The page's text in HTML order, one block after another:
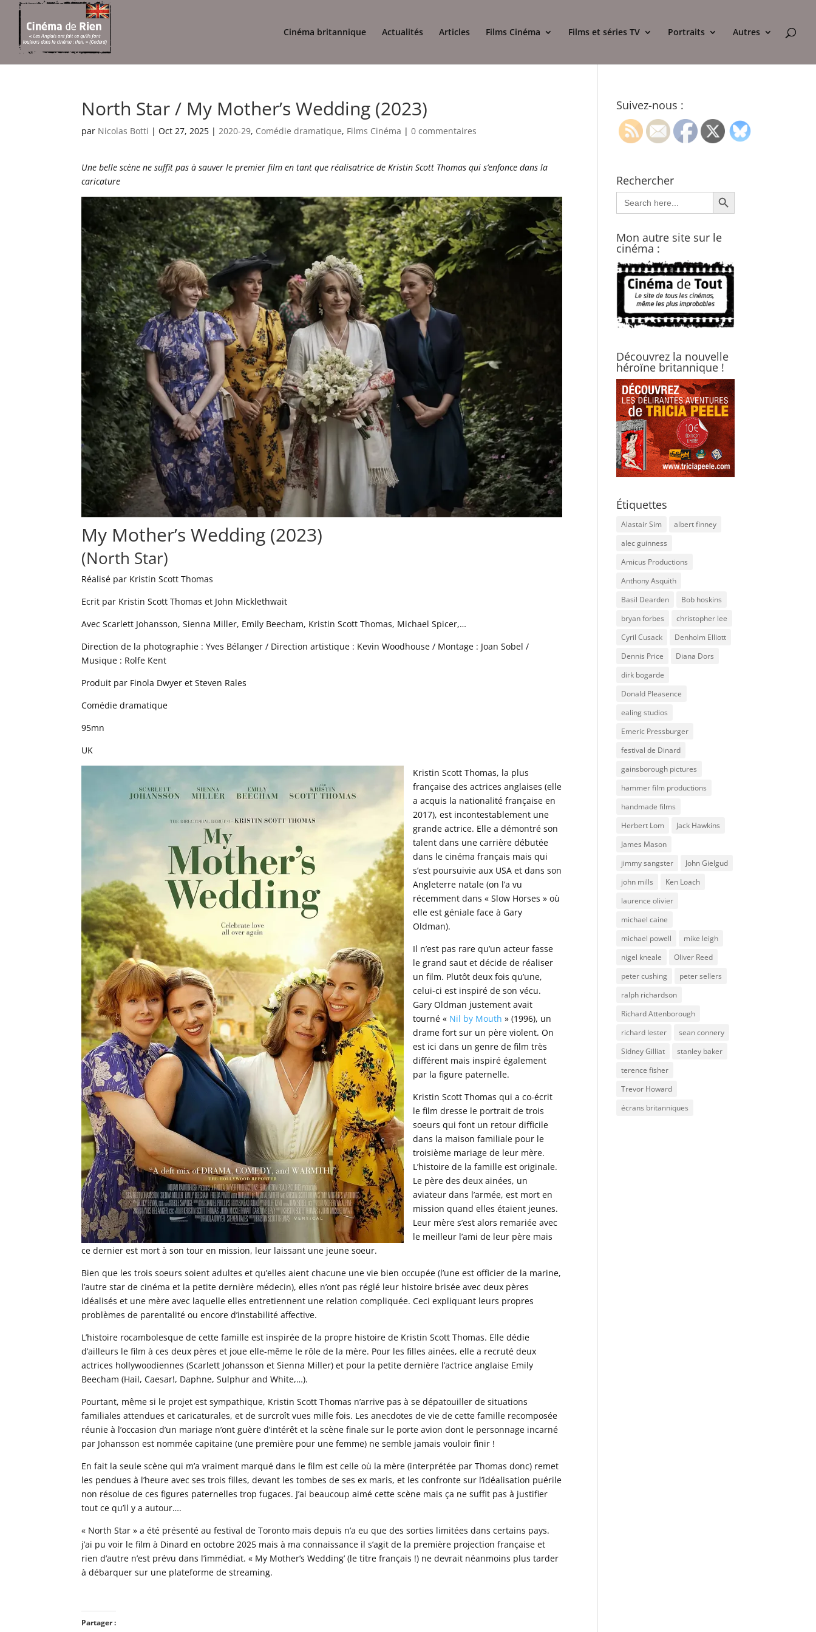
Cinéma britannique Actualités Articles Films Cinéma Films et séries TV Portraits Autres
North Star / My Mother’s Wedding (2023)
par Nicolas Botti |Oct 27, 2025 |2020-29, Comédie dramatique, Films Cinéma |0 commentaires
Une belle scène ne suffit pas à sauver le premier film en tant que réalisatrice de Kristin Scott Thomas qui s’enfonce dans la
caricature
My Mother’s Wedding (2023)
(North Star)
Réalisé par Kristin Scott Thomas
Ecrit par Kristin Scott Thomas et John Micklethwait
Avec Scarlett Johansson, Sienna Miller, Emily Beecham, Kristin Scott Thomas, Michael Spicer,…
Direction de la photographie : Yves Bélanger / Direction artistique : Kevin Woodhouse / Montage : Joan Sobel /
Musique : Rolfe Kent
Produit par Finola Dwyer et Steven Rales
Comédie dramatique
95mn
UK
Kristin Scott Thomas, la plus
française des actrices anglaises (elle
a acquis la nationalité française en
2017), est incontestablement une
grande actrice. Elle a démontré son
talent dans une carrière débutée
dans le cinéma français mais qui
s’est poursuivie aux USA et dans son
Angleterre natale (on l’a vu
récemment dans « Slow Horses » où
elle est géniale face à Gary
Oldman).
Il n’est pas rare qu’un acteur fasse
le grand saut et décide de réaliser
un film. Plutôt deux fois qu’une,
celui-ci est inspiré de son vécu.
Gary Oldman justement avait
tourné « Nil by Mouth » (1996), un
drame fort sur un père violent. On
est ici dans un genre de film très
différent mais inspiré également
par la figure paternelle.
Kristin Scott Thomas qui a co-écrit
le film dresse le portrait de trois
soeurs qui font un retour difficile
dans la maison familiale pour le
troisième mariage de leur mère.
L’histoire de la famille est originale.
Le père des deux ainées, un
aviateur dans l’armée, est mort en
mission quand elles étaient jeunes.
Leur mère s’est alors remariée avec
le meilleur l’ami de leur père mais
ce dernier est mort à son tour en mission, leur laissant une jeune soeur.
Bien que les trois soeurs soient adultes et qu’elles aient chacune une vie bien occupée (l’une est officier de la marine,
l’autre star de cinéma et la petite dernière médecin), elles n’ont pas réglé leur histoire brisée avec deux pères
idéalisés et une mère avec laquelle elles entretiennent une relation compliquée. Ceci expliquant leurs propres
problèmes de parentalité ou encore d’instabilité affective.
L’histoire rocambolesque de cette famille est inspirée de la propre histoire de Kristin Scott Thomas. Elle dédie
d’ailleurs le film à ces deux pères et joue elle-même le rôle de la mère. Pour les filles ainées, elle a recruté deux
actrices hollywoodiennes (Scarlett Johansson et Sienna Miller) et pour la petite dernière l’actrice anglaise Emily
Beecham (Hail, Caesar!, Daphne, Sulphur and White,…).
Pourtant, même si le projet est sympathique, Kristin Scott Thomas n’arrive pas à se dépatouiller de situations
familiales attendues et caricaturales, et de surcroît vues mille fois. Les anecdotes de vie de cette famille recomposée
réunie à l’occasion d’un mariage n’ont guère d’intérêt et la scène finale sur le porte avion dont le personnage incarné
par Johansson est nommée capitaine (une première pour une femme) ne semble jamais vouloir finir !
En fait la seule scène qui m’a vraiment marqué dans le film est celle où la mère (interprétée par Thomas donc) remet
les pendues à l’heure avec ses trois filles, devant les tombes de ses ex maris, et les confronte sur l’idéalisation puérile
non résolue de ces figures paternelles trop fugaces. J’ai beaucoup aimé cette scène mais ça ne suffit pas à justifier
tout ce qu’il y a autour….
« North Star » a été présenté au festival de Toronto mais depuis n’a eu que des sorties limitées dans certains pays.
j’ai pu voir le film à Dinard en octobre 2025 mais à ma connaissance il s’agit de la première projection française et
rien d’autre n’est prévu dans l’immédiat. « My Mother’s Wedding’ (le titre français !) ne devrait néanmoins plus tarder
à débarquer sur une plateforme de streaming.
Partager :
Suivez-nous :
Rechercher
Search
for:
Search Button
Mon autre site sur le
cinéma :
Découvrez la nouvelle
héroïne britannique !
Étiquettes
Alastair Sim
albert finney
alec guinness
Amicus Productions
Anthony Asquith
Basil Dearden
Bob hoskins
bryan forbes
christopher lee
Cyril Cusack
Denholm Elliott
Dennis Price
Diana Dors
dirk bogarde
Donald Pleasence
ealing studios
Emeric Pressburger
festival de Dinard
gainsborough pictures
hammer film productions
handmade films
Herbert Lom
Jack Hawkins
James Mason
jimmy sangster
John Gielgud
john mills
Ken Loach
laurence olivier
michael caine
michael powell
mike leigh
nigel kneale
Oliver Reed
peter cushing
peter sellers
ralph richardson
Richard Attenborough
richard lester
sean connery
Sidney Gilliat
stanley baker
terence fisher
Trevor Howard
écrans britanniques